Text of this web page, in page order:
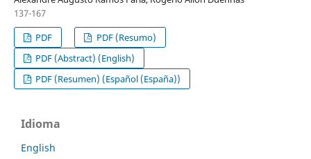
137-167
PDF
PDF (Resumo)
PDF (Abstract) (English)
PDF (Resumen) (Español (España))
Idioma
English